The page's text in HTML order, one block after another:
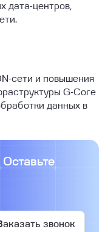
дата-центров,
сети и повышения
G-Core
данных в
звонок